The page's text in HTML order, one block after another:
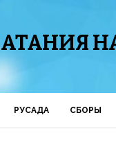
РУСАДА СБОРЫ